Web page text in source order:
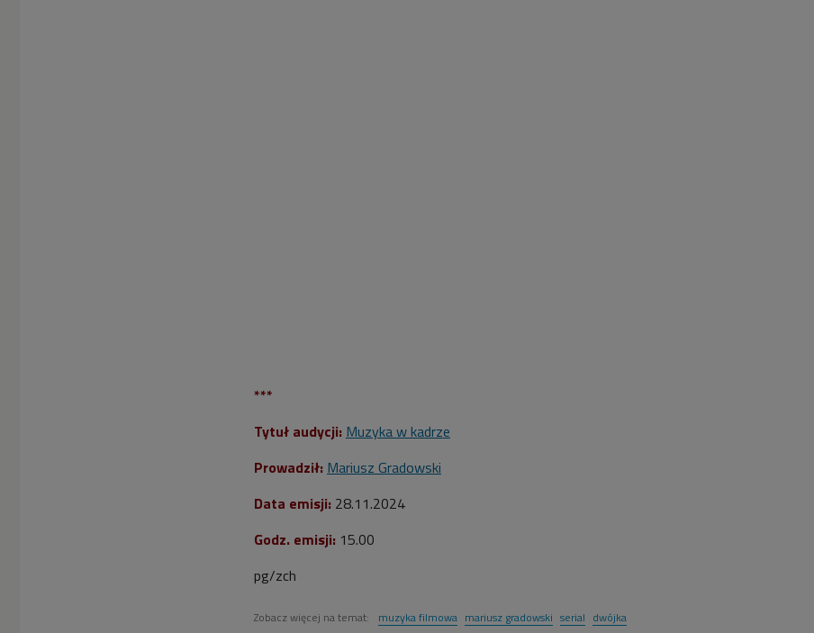
***
Tytuł audycji: Muzyka w kadrze
Prowadził: Mariusz Gradowski
Data emisji: 28.11.2024
Godz. emisji: 15.00
pg/zch
Zobacz więcej na temat: muzyka filmowa mariusz gradowski serial dwójka